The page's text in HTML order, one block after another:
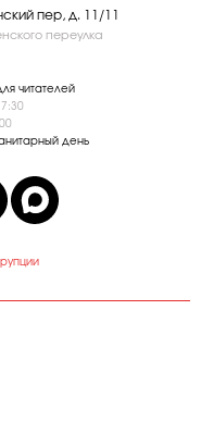
пер, д. 11/11
переулка
читателей
день